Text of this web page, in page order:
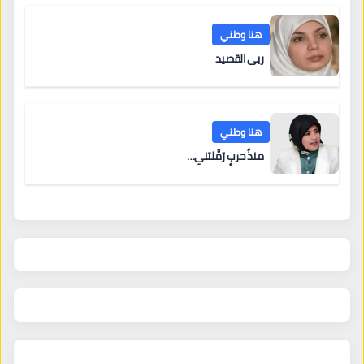
هنا وطني
ربى القصيد
هنا وطني
منذُ حربٍ رَمَّلتني…